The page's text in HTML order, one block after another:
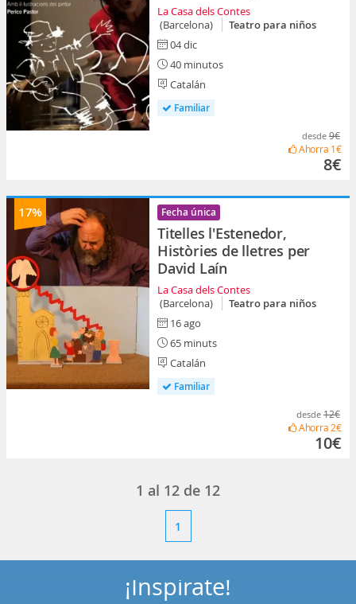
La Casa dels Contes
(Barcelona)
Teatro para niños
04 dic
40 minutos
Catalán
Familiar
desde 9€
Ahorra 1€
8€
17% Fecha única
Titelles l'Estenedor,
Històries de lletres per
David Laín
La Casa dels Contes
(Barcelona)
Teatro para niños
16 ago
65 minuts
Catalán
Familiar
desde 12€
Ahorra 2€
10€
1 al 12 de 12
1
¡Inspírate!